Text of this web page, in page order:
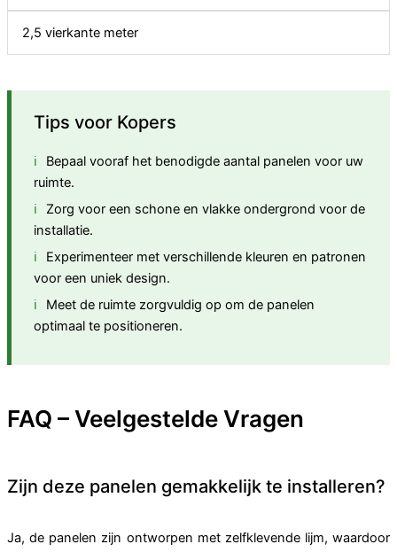
2,5 vierkante meter
Tips voor Kopers
Bepaal vooraf het benodigde aantal panelen voor uw
ruimte.
Zorg voor een schone en vlakke ondergrond voor de
installatie.
Experimenteer met verschillende kleuren en patronen
voor een uniek design.
Meet de ruimte zorgvuldig op om de panelen
optimaal te positioneren.
FAQ – Veelgestelde Vragen
Zijn deze panelen gemakkelijk te installeren?
Ja, de panelen zijn ontworpen met zelfklevende lijm, waardoor